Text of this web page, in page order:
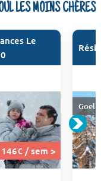
LES MOINS CHÈRES
Le
146€ / sem >
Goelia